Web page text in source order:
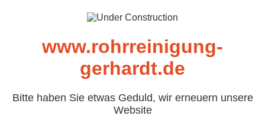
www.rohrreinigung-
gerhardt.de
Bitte haben Sie etwas Geduld, wir erneuern unsere
Website